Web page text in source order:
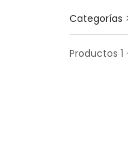
Categorías
Productos